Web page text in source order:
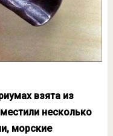
взята из
несколько
морские